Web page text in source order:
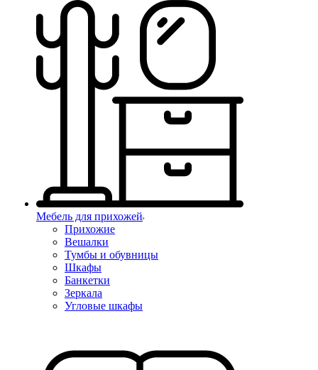
Мебель для прихожей
Прихожие
Вешалки
Тумбы и обувницы
Шкафы
Банкетки
Зеркала
Угловые шкафы